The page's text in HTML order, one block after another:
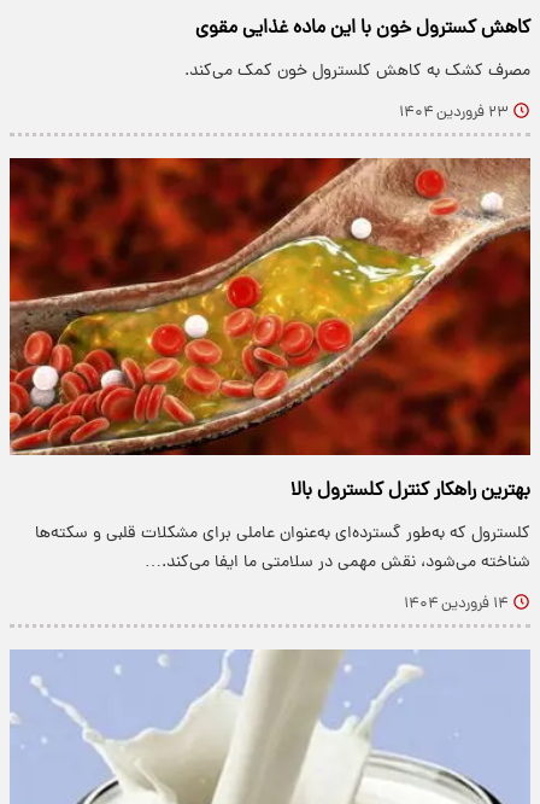
کاهش کسترول خون با این ماده غذایی مقوی
مصرف کشک به کاهش کلسترول خون کمک می‌کند.
۲۳ فروردین ۱۴۰۴
بهترین راهکار کنترل کلسترول بالا
کلسترول که به‌طور گسترده‌ای به‌عنوان عاملی برای مشکلات قلبی و سکته‌ها
شناخته می‌شود، نقش مهمی در سلامتی ما ایفا می‌کند.…
۱۴ فروردین ۱۴۰۴